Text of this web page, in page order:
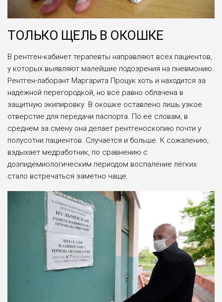
ТОЛЬКО ЩЕЛЬ В ОКОШКЕ
В рентген-кабинет терапевты направляют всех пациентов,
у которых выявляют малейшие подозрения на пневмонию.
Рентген-лаборант Маргарита Процук хоть и находится за
надёжной перегородкой, но всё равно облачена в
защитную экипировку. В окошке оставлено лишь узкое
отверстие для передачи паспорта. По её словам, в
среднем за смену она делает рентгеноскопию почти у
полусотни пациентов. Случается и больше. К сожалению,
вздыхает медработник, по сравнению с
доэпидемиологическим периодом воспаление лёгких
стало встречаться заметно чаще.